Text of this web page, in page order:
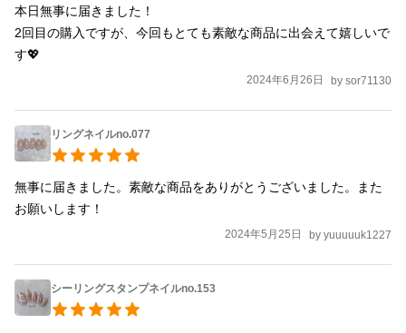
本日無事に届きました！
2回目の購入ですが、今回もとても素敵な商品に出会えて嬉しいで
す💖
2024年6月26日 by sor71130
リングネイルno.077
無事に届きました。素敵な商品をありがとうございました。また
お願いします！
2024年5月25日 by yuuuuuk1227
シーリングスタンプネイルno.153